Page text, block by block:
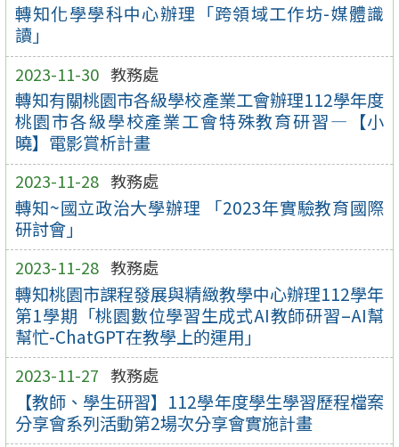
轉知化學學科中心辦理「跨領域工作坊-媒體識
讀」
2023-11-30 教務處
轉知有關桃園市各級學校產業工會辦理112學年度
桃園市各級學校產業工會特殊教育研習—【小
曉】電影賞析計畫
2023-11-28 教務處
轉知~國立政治大學辦理 「2023年實驗教育國際
研討會」
2023-11-28 教務處
轉知桃園市課程發展與精緻教學中心辦理112學年
第1學期「桃園數位學習生成式AI教師研習–AI幫
幫忙-ChatGPT在教學上的運用」
2023-11-27 教務處
【教師、學生研習】112學年度學生學習歷程檔案
分享會系列活動第2場次分享會實施計畫